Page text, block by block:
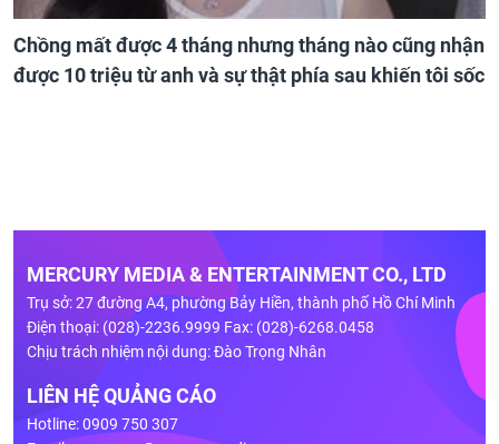
Chồng mất được 4 tháng nhưng tháng nào cũng nhận
được 10 triệu từ anh và sự thật phía sau khiến tôi sốc
MERCURY MEDIA & ENTERTAINMENT CO., LTD
Trụ sở: 27 đường A4, phường Bảy Hiền, thành phố Hồ Chí Minh
Điện thoại: (028)-2236.9999 Fax: (028)-6268.0458
Chịu trách nhiệm nội dung: Đào Trọng Nhân
LIÊN HỆ QUẢNG CÁO
Hotline: 0909 750 307